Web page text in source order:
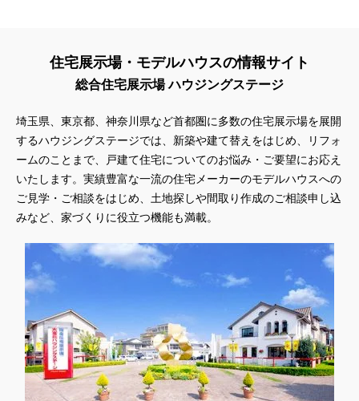
住宅展示場・モデルハウスの情報サイト
総合住宅展示場 ハウジングステージ
埼玉県、東京都、神奈川県など首都圏に多数の住宅展示場を展開
するハウジングステージでは、新築や建て替えをはじめ、リフォ
ームのことまで、戸建て住宅についてのお悩み・ご要望にお応え
いたします。実績豊富な一流の住宅メーカーのモデルハウスへの
ご見学・ご相談をはじめ、土地探しや間取り作成のご相談申し込
みなど、家づくりに役立つ機能も満載。